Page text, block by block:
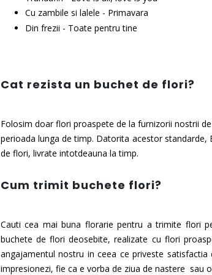
Cu zambile si lalele - Primavara
Din frezii - Toate pentru tine
Cat rezista un buchet de flori?
Folosim doar flori proaspete de la furnizorii nostrii
perioada lunga de timp. Datorita acestor
de flori, livrate intotdeauna la timp.
Cum trimit buchete flori?
Cauti cea mai buna florarie pentru a trimite flori
buchete de flori deosebite, realizate cu flori
angajamentul nostru in ceea ce priveste
impresionezi, fie ca e vorba de ziua de nastere sau